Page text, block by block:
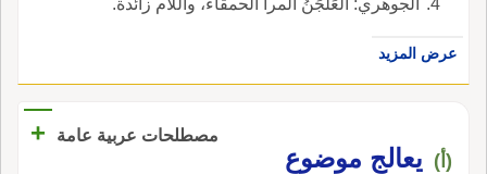
عرض المزيد
مصطلحات عربية عامة +
(أ) يعالج موضوع